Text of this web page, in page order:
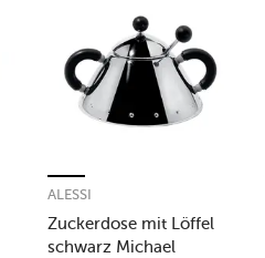
Zuckerdose mit Löffel
schwarz Michael
ALESSI